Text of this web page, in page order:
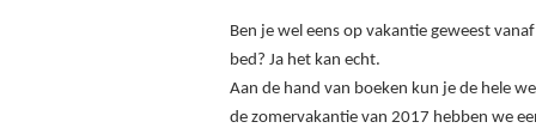
Ben je wel eens op vakantie geweest
bed? Ja het kan echt.
Aan de hand van boeken kun je de hele
de zomervakantie van 2017 hebben we